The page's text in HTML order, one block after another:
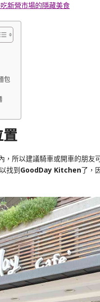
新營市場的隱藏美食
包
，所以建議騎車或開車的朋友
找到GoodDay Kitchen了，